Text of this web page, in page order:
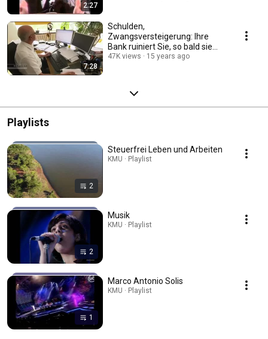
2:27
7:28
Schulden,
Zwangsversteigerung: Ihre
Bank ruiniert Sie, so bald sie
kann
47K views 15 years ago
Playlists
2
Steuerfrei Leben und Arbeiten
KMU · Playlist
2
Musik
KMU · Playlist
1
Marco Antonio Solis
KMU · Playlist